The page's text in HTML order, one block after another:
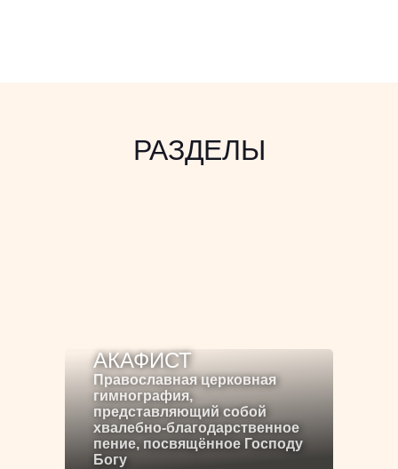
РАЗДЕЛЫ
АКАФИСТ
Православная церковная
гимнография,
представляющий собой
хвалебно-благодарственное
пение, посвящённое Господу
Богу